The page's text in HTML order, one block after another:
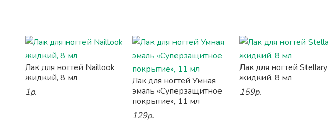
Лак для ногтей Naillook
жидкий, 8 мл
1р.
Лак для ногтей Умная
эмаль «Суперзащитное
покрытие», 11 мл
129р.
Лак для ногтей Stellary
жидкий, 8 мл
159р.